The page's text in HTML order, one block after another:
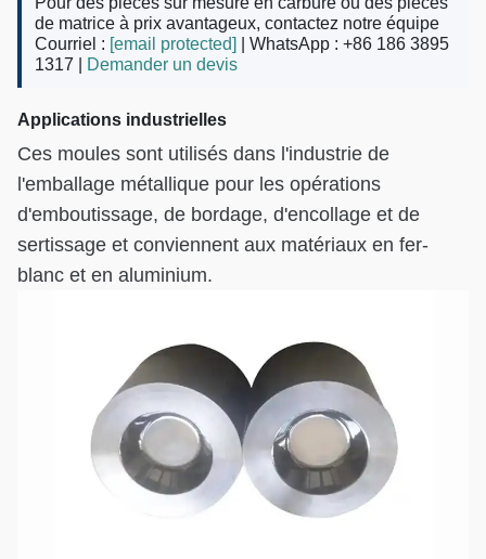
de matrice à prix avantageux, contactez notre équipe
Courriel : [email protected]
| WhatsApp : +86 186 3895
1317 |
Demander un devis
Applications industrielles
Ces moules sont utilisés dans l'industrie de
l'emballage métallique pour les opérations
d'emboutissage, de bordage, d'encollage et de
sertissage et conviennent aux matériaux en fer-
blanc et en aluminium.